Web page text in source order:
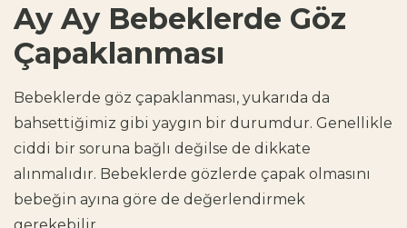
Ay Ay Bebeklerde Göz
Çapaklanması
Bebeklerde göz çapaklanması, yukarıda da
bahsettiğimiz gibi yaygın bir durumdur. Genellikle
ciddi bir soruna bağlı değilse de dikkate
alınmalıdır. Bebeklerde gözlerde çapak olmasını
bebeğin ayına göre de değerlendirmek